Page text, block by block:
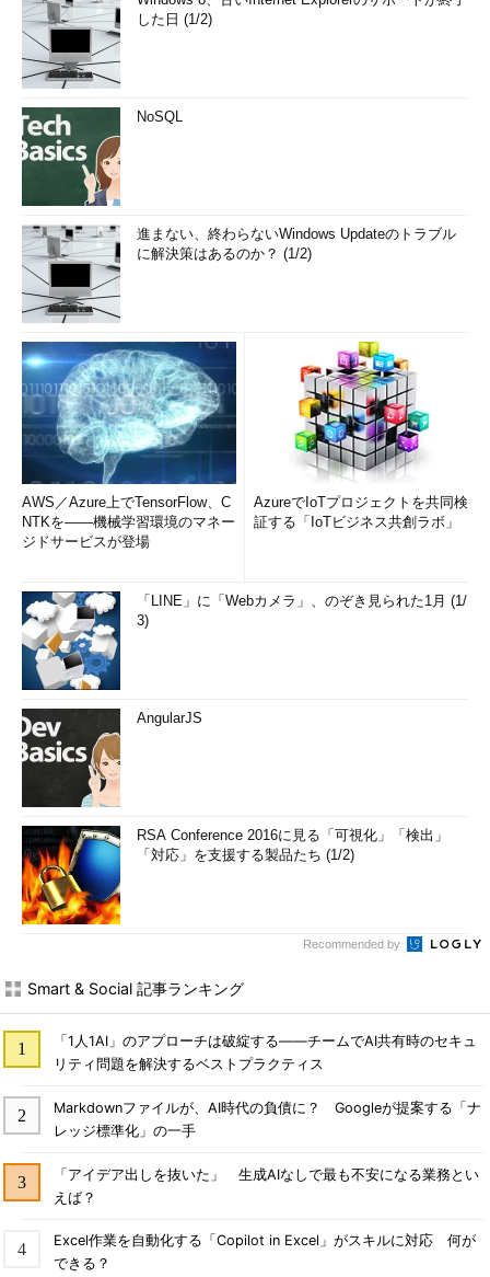
した日 (1/2)
NoSQL
進まない、終わらないWindows Updateのトラブル
に解決策はあるのか？ (1/2)
AWS／Azure上でTensorFlow、C
NTKを――機械学習環境のマネー
ジドサービスが登場
AzureでIoTプロジェクトを共同検
証する「IoTビジネス共創ラボ」
「LINE」に「Webカメラ」、のぞき見られた1月 (1/
3)
AngularJS
RSA Conference 2016に見る「可視化」「検出」
「対応」を支援する製品たち (1/2)
Recommended by
Smart & Social 記事ランキング
「1人1AI」のアプローチは破綻する――チームでAI共有時のセキュ
リティ問題を解決するベストプラクティス
Markdownファイルが、AI時代の負債に？ Googleが提案する「ナ
レッジ標準化」の一手
「アイデア出しを抜いた」 生成AIなしで最も不安になる業務とい
えば？
Excel作業を自動化する「Copilot in Excel」がスキルに対応 何が
できる？